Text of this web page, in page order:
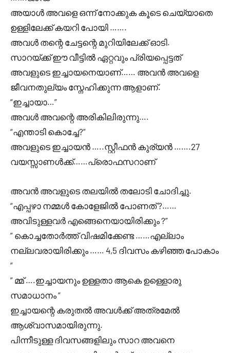
അയാൾ അവളെ ഒന്ന് നോക്കുക കൂടെ ചെയ്യാതെ
ഉള്ളിലേക്ക് കയറി പോയി …….
അവൾ തന്റെ ചേട്ടന്റെ മുറിയിലേക്ക് ഓടി.
സാറയ്ക്ക് ഈ വീട്ടിൽ ഏറ്റവും പ്രിയപ്പെട്ടത്
അവളുടെ ഇച്ചായനെയാണ്…… അവൻ അവളെ
ജീവനതുല്യം സ്നേഹിക്കുന്ന ആളാണ്.
“ഇച്ചായാ…”
അവൾ അവന്റെ അരികിലിരുന്നു….
“എന്താടി കൊച്ചേ?”
അവളുടെ ഇച്ചായൻ …..സ്റ്റീഫൻ കുര്യൻ …….27
വയസ്സാണൾക്ക്……പ്രൊഫസറാണ്
അവൻ അവളുടെ തലയിൽ തലോടി ചോദിച്ചു.
“എപ്പഴാ നമ്മൾ കോളേജിൽ പോണത് ?……
അവിടുള്ളവർ എങ്ങെനെയായിരിക്കും ?”
” കൊച്ചതോർത്ത് വിഷമിക്കേണ്ട ……എല്ലാം
നല്ലവരായിരിക്കും …… 4,5 ദിവസം കഴിഞ്ഞ പോകാം
“
” മ്മ് ….ഇച്ചായനും ഉള്ളതാ ആകെ ഉള്ളൊരു
സമാധാനം “
ഇച്ചായന്റെ കരുതൽ അവൾക്ക് അത്രമേൽ
ആശ്വാസമായിരുന്നു.
പിന്നീടുള്ള ദിവസങ്ങളിലും സാറ അവനെ